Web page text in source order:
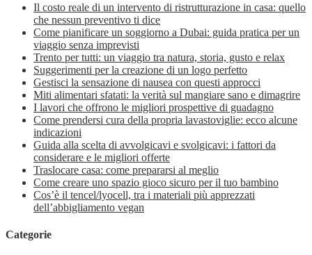
Il costo reale di un intervento di ristrutturazione in casa: quello
che nessun preventivo ti dice
Come pianificare un soggiorno a Dubai: guida pratica per un
viaggio senza imprevisti
Trento per tutti: un viaggio tra natura, storia, gusto e relax
Suggerimenti per la creazione di un logo perfetto
Gestisci la sensazione di nausea con questi approcci
Miti alimentari sfatati: la verità sul mangiare sano e dimagrire
I lavori che offrono le migliori prospettive di guadagno
Come prendersi cura della propria lavastoviglie: ecco alcune
indicazioni
Guida alla scelta di avvolgicavi e svolgicavi: i fattori da
considerare e le migliori offerte
Traslocare casa: come prepararsi al meglio
Come creare uno spazio gioco sicuro per il tuo bambino
Cos’è il tencel/lyocell, tra i materiali più apprezzati
dell’abbigliamento vegan
Categorie